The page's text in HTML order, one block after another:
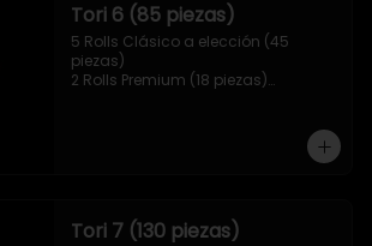
Tori 6 (85 piezas)
5 Rolls Clásico a elección (45
piezas)
2 Rolls Premium (18 piezas)
Tori 7 (130 piezas)